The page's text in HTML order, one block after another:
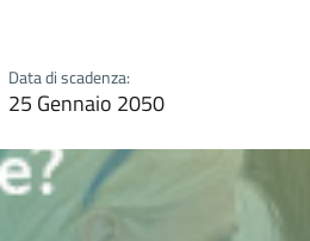
Data di scadenza:
25 Gennaio 2050